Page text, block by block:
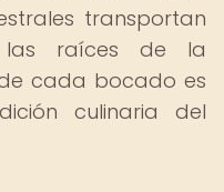
transportan
raíces de la
cada bocado es
culinaria del